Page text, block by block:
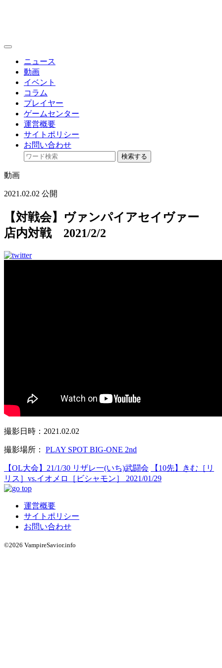
toggle
ニュース
動画
イベント
コラム
プレイヤー
ゲームセンター
運営概要
サイトポリシー
お問い合わせ
検索する
動画
2021.02.02 公開
【対戦会】ヴァンパイアセイヴァー
店内対戦 2021/2/2
撮影日時：2021.02.02
撮影場所： PLAY SPOT BIG-ONE 2nd
【OL大会】21/1/30 リザレ一(いち)武闘会
【10先】きむ［リ
リス］vs.イオメロ［ビシャモン］ 2021/01/29
運営概要
サイトポリシー
お問い合わせ
©2026 VampireSavior.info